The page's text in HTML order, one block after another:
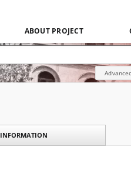
ABOUT PROJECT
INFORMATION